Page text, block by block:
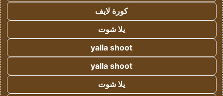
كورة لايف
يلا شوت
yalla shoot
yalla shoot
يلا شوت